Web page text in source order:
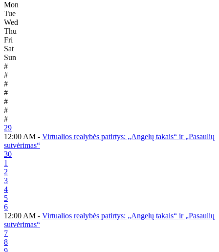
Mon
Tue
Wed
Thu
Fri
Sat
Sun
#
#
#
#
#
#
#
29
12:00 AM - Virtualios realybės patirtys: „Angelų takais“ ir „Pasaulių
sutvėrimas“
30
1
2
3
4
5
6
12:00 AM - Virtualios realybės patirtys: „Angelų takais“ ir „Pasaulių
sutvėrimas“
7
8